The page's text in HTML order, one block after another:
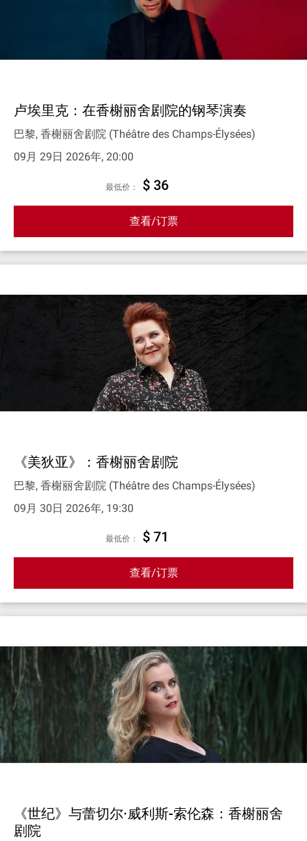
卢埃里克：在香榭丽舍剧院的钢琴演奏
巴黎, 香榭丽舍剧院 (Théâtre des Champs-Élysées)
09月 29日 2026年, 20:00
最低价： $ 36
查看/订票
《美狄亚》：香榭丽舍剧院
巴黎, 香榭丽舍剧院 (Théâtre des Champs-Élysées)
09月 30日 2026年, 19:30
最低价： $ 71
查看/订票
《世纪》与蕾切尔·威利斯-索伦森：香榭丽舍
剧院